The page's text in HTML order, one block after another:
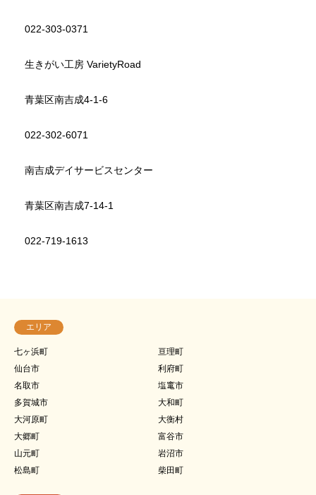
022-303-0371
生きがい工房 VarietyRoad
青葉区南吉成4-1-6
022-302-6071
南吉成デイサービスセンター
青葉区南吉成7-14-1
022-719-1613
エリア
七ヶ浜町
亘理町
仙台市
利府町
名取市
塩竃市
多賀城市
大和町
大河原町
大衡村
大郷町
富谷市
山元町
岩沼市
松島町
柴田町